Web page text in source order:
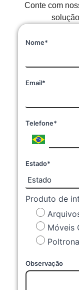
Conte com
Nome*
Email*
Telefone*
Estado*
Produto de
Móveis
Observação